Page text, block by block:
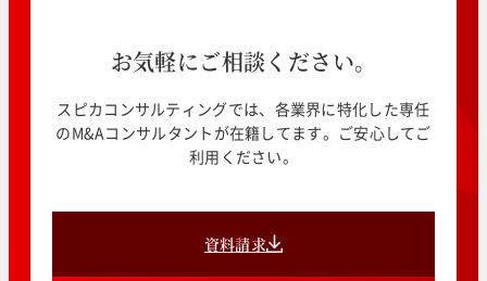
お気軽にご相談ください。
スピカコンサルティングでは、各業界に特化した専任
のM&Aコンサルタントが在籍してます。ご安心してご
利用ください。
資料請求